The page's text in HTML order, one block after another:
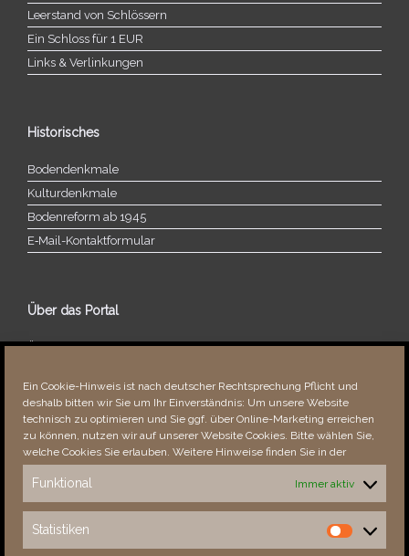
Ein Cookie-Hinweis ist nach deutscher Rechtsprechung Pflicht und
deshalb bitten wir Sie um Ihr Einverständnis: Um unsere Website
technisch zu optimieren und Sie ggf. über Online-Marketing erreichen
zu können, nutzen wir auf unserer Website Cookies. Bitte wählen Sie,
welche Cookies Sie erlauben. Weitere Hinweise finden Sie in der
Funktional Immer aktiv
Statistiken
Statistiken
Leerstand von Schlössern
Ein Schloss für 1 EUR
Links & Verlinkungen
Historisches
Bodendenkmale
Kulturdenkmale
Bodenreform ab 1945
E‑Mail-​​Kontaktformular
Über das Portal
Über dieses Portal
Fehler bemerkt?
Besucher seit 08/​2021